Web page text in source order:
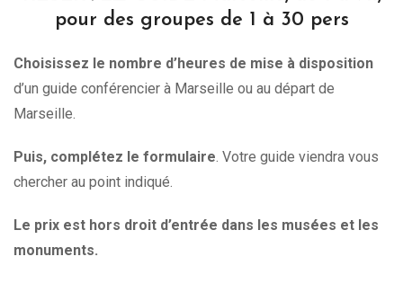
pour des groupes de 1 à 30 pers
Choisissez le nombre d’heures de mise à disposition
d’un guide conférencier à Marseille ou au départ de
Marseille.
Puis, complétez le formulaire. Votre guide viendra vous
chercher au point indiqué.
Le prix est hors droit d’entrée dans les musées et les
monuments.